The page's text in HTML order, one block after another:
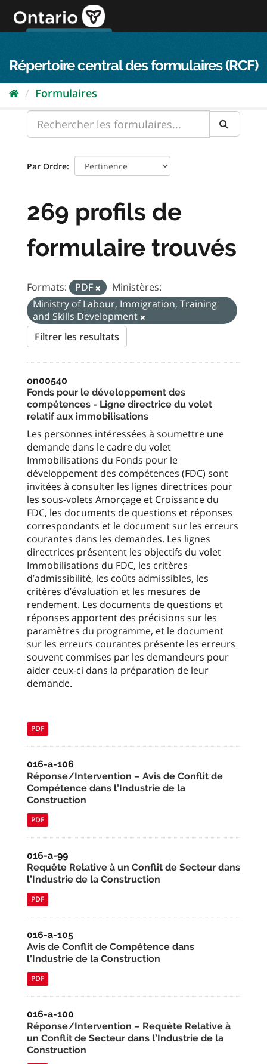
directement
au
Répertoire central des formulaires (RCF)
Formulaires
Par Ordre
269 profils de
formulaire trouvés
Formats: PDF
Ministères:
Ministry of Labour, Immigration, Training
and Skills Development
Filtrer les resultats
on00540
Fonds pour le développement des
compétences - Ligne directrice du volet
relatif aux immobilisations
Les personnes intéressées à soumettre une
demande dans le cadre du volet
Immobilisations du Fonds pour le
développement des compétences (FDC) sont
invitées à consulter les lignes directrices pour
les sous-volets Amorçage et Croissance du
FDC, les documents de questions et réponses
correspondants et le document sur les erreurs
courantes dans les demandes. Les lignes
directrices présentent les objectifs du volet
Immobilisations du FDC, les critères
d’admissibilité, les coûts admissibles, les
critères d’évaluation et les mesures de
rendement. Les documents de questions et
réponses apportent des précisions sur les
paramètres du programme, et le document
sur les erreurs courantes présente les erreurs
souvent commises par les demandeurs pour
aider ceux-ci dans la préparation de leur
demande.
PDF
016-a-106
Réponse/Intervention – Avis de Conflit de
Compétence dans l’Industrie de la
Construction
PDF
016-a-99
Requête Relative à un Conflit de Secteur dans
l’Industrie de la Construction
PDF
016-a-105
Avis de Conflit de Compétence dans
l’Industrie de la Construction
PDF
016-a-100
Réponse/Intervention – Requête Relative à
un Conflit de Secteur dans l’Industrie de la
Construction